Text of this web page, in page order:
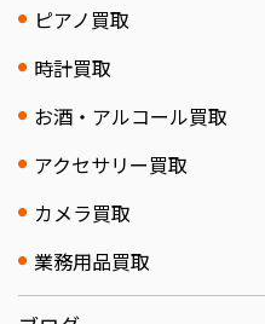
ピアノ買取
時計買取
お酒・アルコール買取
アクセサリー買取
カメラ買取
業務用品買取